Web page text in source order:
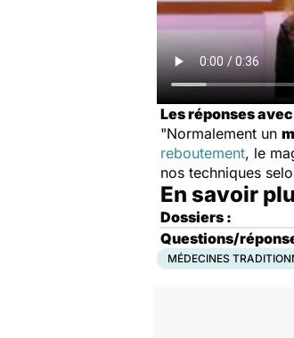
Les réponses
"Normalement un
reboutement, le
nos techniques
En savoir
Dossiers :
Questions/
MÉDECINES